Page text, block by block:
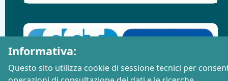
Informativa:
Questo sito utilizza cookie di sessione tecnici per